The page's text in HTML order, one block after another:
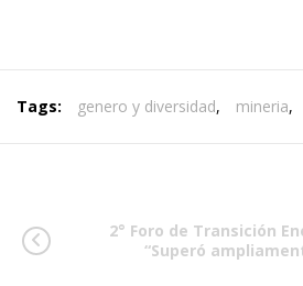
Tags: genero y diversidad, mineria,
2° Foro de Transición
“Superó